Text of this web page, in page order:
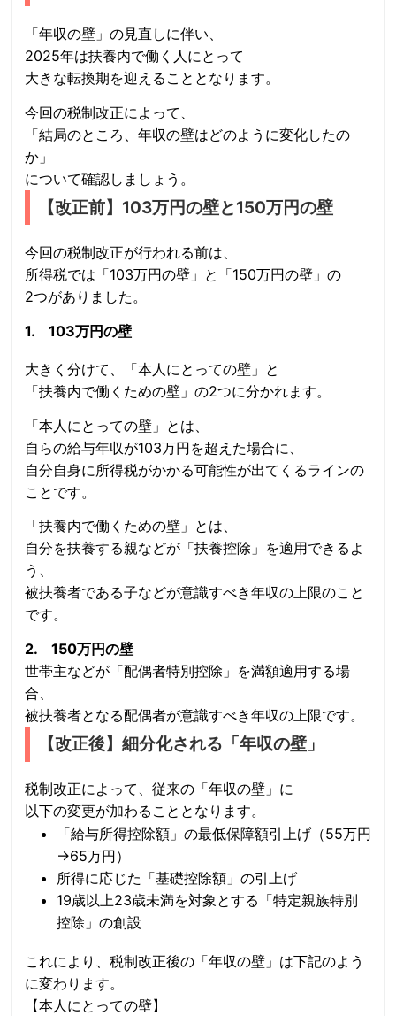
「年収の壁」の見直しに伴い、
2025年は扶養内で働く人にとって
大きな転換期を迎えることとなります。
今回の税制改正によって、
「結局のところ、年収の壁はどのように変化したの
か」
について確認しましょう。
【改正前】103万円の壁と150万円の壁
今回の税制改正が行われる前は、
所得税では「103万円の壁」と「150万円の壁」の
2つがありました。
1. 103万円の壁
大きく分けて、「本人にとっての壁」と
「扶養内で働くための壁」の2つに分かれます。
「本人にとっての壁」とは、
自らの給与年収が103万円を超えた場合に、
自分自身に所得税がかかる可能性が出てくるラインの
ことです。
「扶養内で働くための壁」とは、
自分を扶養する親などが「扶養控除」を適用できるよ
う、
被扶養者である子などが意識すべき年収の上限のこと
です。
2. 150万円の壁
世帯主などが「配偶者特別控除」を満額適用する場
合、
被扶養者となる配偶者が意識すべき年収の上限です。
【改正後】細分化される「年収の壁」
税制改正によって、従来の「年収の壁」に
以下の変更が加わることとなります。
「給与所得控除額」の最低保障額引上げ（55万円
→65万円）
所得に応じた「基礎控除額」の引上げ
19歳以上23歳未満を対象とする「特定親族特別
控除」の創設
これにより、税制改正後の「年収の壁」は下記のよう
に変わります。
【本人にとっての壁】